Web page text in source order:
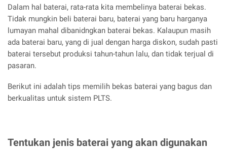
Dalam hal baterai, rata-rata kita membelinya baterai bekas.
Tidak mungkin beli baterai baru, baterai yang baru harganya
lumayan mahal dibanidngkan baterai bekas. Kalaupun masih
ada baterai baru, yang di jual dengan harga diskon, sudah pasti
baterai tersebut produksi tahun-tahun lalu, dan tidak terjual di
pasaran.
Berikut ini adalah tips memilih bekas baterai yang bagus dan
berkualitas untuk sistem PLTS.
Tentukan jenis baterai yang akan digunakan